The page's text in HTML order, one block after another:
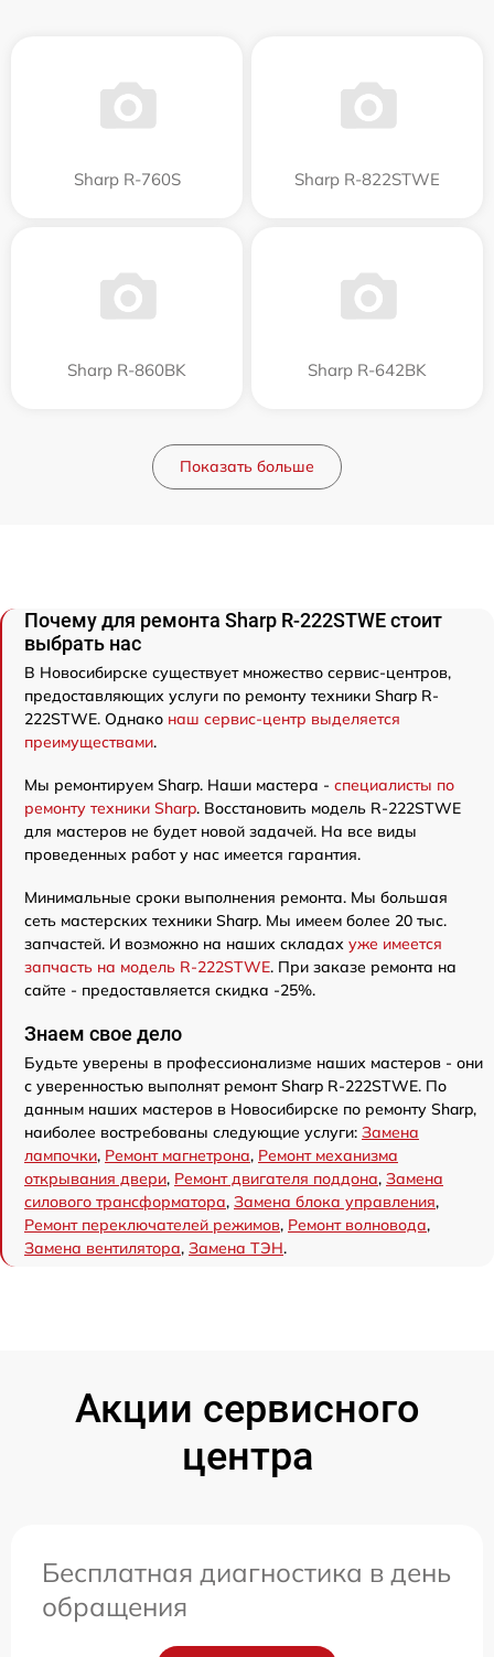
Sharp R-760S Sharp R-822STWE
Sharp R-860BK Sharp R-642BK
Показать больше
Почему для ремонта Sharp R-222STWE стоит
выбрать нас
В Новосибирске существует множество сервис-центров,
предоставляющих услуги по ремонту техники Sharp R-
222STWE. Однако наш сервис-центр выделяется
преимуществами.
Мы ремонтируем Sharp. Наши мастера - специалисты по
ремонту техники Sharp. Восстановить модель R-222STWE
для мастеров не будет новой задачей. На все виды
проведенных работ у нас имеется гарантия.
Минимальные сроки выполнения ремонта. Мы большая
сеть мастерских техники Sharp. Мы имеем более 20 тыс.
запчастей. И возможно на наших складах уже имеется
запчасть на модель R-222STWE. При заказе ремонта на
сайте - предоставляется скидка -25%.
Знаем свое дело
Будьте уверены в профессионализме наших мастеров - они
с уверенностью выполнят ремонт Sharp R-222STWE. По
данным наших мастеров в Новосибирске по ремонту Sharp,
наиболее востребованы следующие услуги: Замена
лампочки, Ремонт магнетрона, Ремонт механизма
открывания двери, Ремонт двигателя поддона, Замена
силового трансформатора, Замена блока управления,
Ремонт переключателей режимов, Ремонт волновода,
Замена вентилятора, Замена ТЭН.
Акции сервисного
центра
Бесплатная диагностика в день
обращения